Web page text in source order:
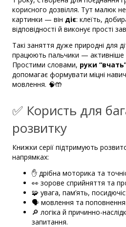
корисного дозвілля. Тут малюк
картинки — він діє: клеїть,
відповідності й виконує прості
Такі заняття дуже природні для
працюють пальчики — активніше
Простими словами, руки
допомагає формувати міцні
мовлення. 🧠🤲
✅ Користь для
розвитку
Книжки серії підтримують
напрямках:
✋ дрібна моторика та
👀 зорове сприйняття та
🧩 увага, пам’ять,
🗣️ мовлення та поповнення
🔎 логіка й причинно-
запитання.